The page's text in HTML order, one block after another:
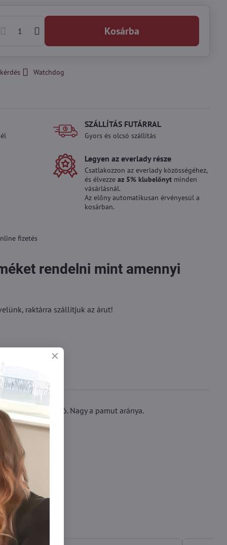
Kosárba
Watchdog
SZÁLLÍTÁS FUTÁRRAL
Gyors és olcsó szállítás
Legyen az everlady része
Csatlakozzon az everlady közösségéhez,
és élvezzeaz 5% klubelőnyt minden
vásárlásnál.
Az előny automatikusan érvényesül a
kosárban.
fizetés
rendelni mint amennyi
raktárra szállítjuk az árut!
logó található. Nagy a pamut aránya.